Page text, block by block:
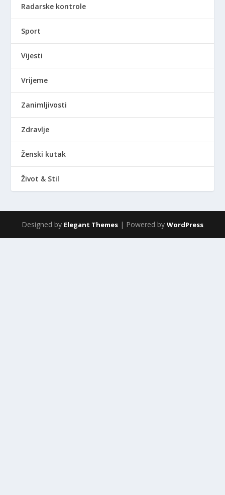
Radarske kontrole
Sport
Vijesti
Vrijeme
Zanimljivosti
Zdravlje
Ženski kutak
Život & Stil
Designed by Elegant Themes | Powered by WordPress